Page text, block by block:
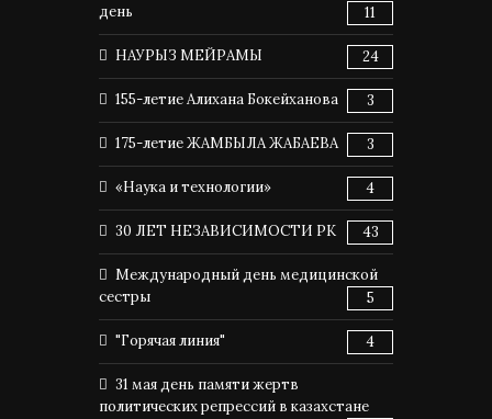
день
11
НАУРЫЗ МЕЙРАМЫ 24
155-летие Алихана Бокейханова 3
175-летие ЖАМБЫЛА ЖАБАЕВА 3
«Наука и технологии» 4
30 ЛЕТ НЕЗАВИСИМОСТИ РК 43
Международный день медицинской
сестры
5
"Горячая линия" 4
31 мая день памяти жертв
политических репрессий в казахстане